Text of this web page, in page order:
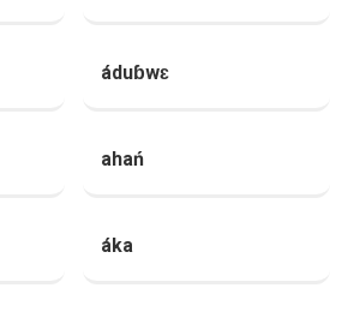
áduɓwɛ
ahań
áka